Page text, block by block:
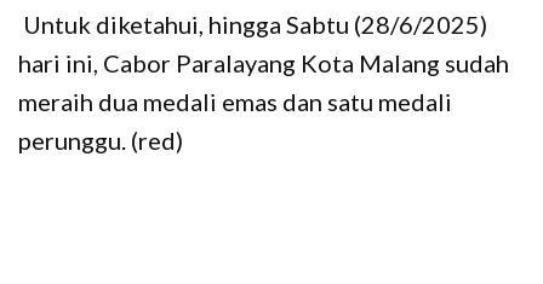
Untuk diketahui, hingga Sabtu (28/6/2025)
hari ini, Cabor Paralayang Kota Malang sudah
meraih dua medali emas dan satu medali
perunggu. (red)